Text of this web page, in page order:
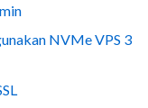
NVMe VPS 3